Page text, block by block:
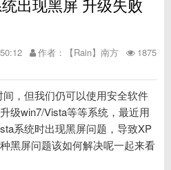
出现黑屏 升级失败
作者：【Rain】南方
1875
，但我们仍可以使用安全软件
级win7/Vista等等系统，最近用
系统时出现黑屏问题，导致XP
黑屏问题该如何解决呢一起来看